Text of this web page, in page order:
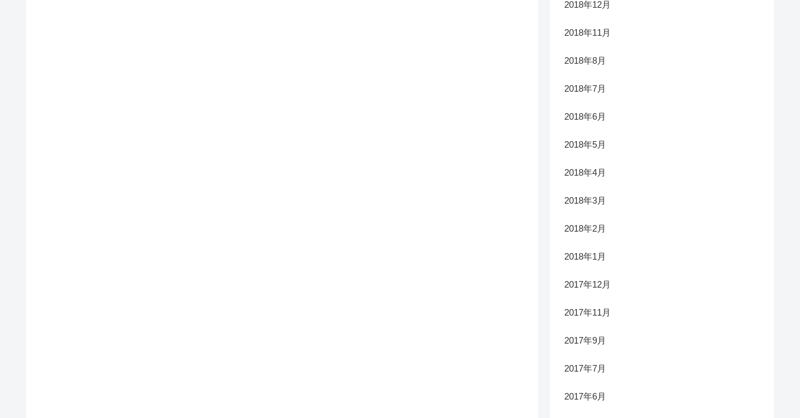
2018年12月
2018年11月
2018年8月
2018年7月
2018年6月
2018年5月
2018年4月
2018年3月
2018年2月
2018年1月
2017年12月
2017年11月
2017年9月
2017年7月
2017年6月